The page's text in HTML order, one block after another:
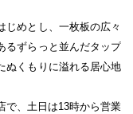
じめとし、一枚板の広々
るずらっと並んだタップ
ぬくもりに溢れる居心地
で、土日は13時から営業